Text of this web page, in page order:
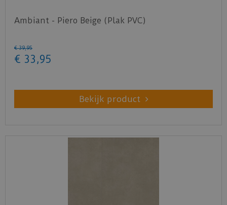
Ambiant - Piero Beige (Plak PVC)
€ 39,95
€ 33 ,95
Bekijk product